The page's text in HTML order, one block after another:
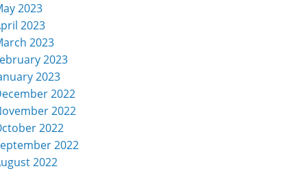
2023
2023
2023
2023
2023
2022
2022
2022
2022
2022